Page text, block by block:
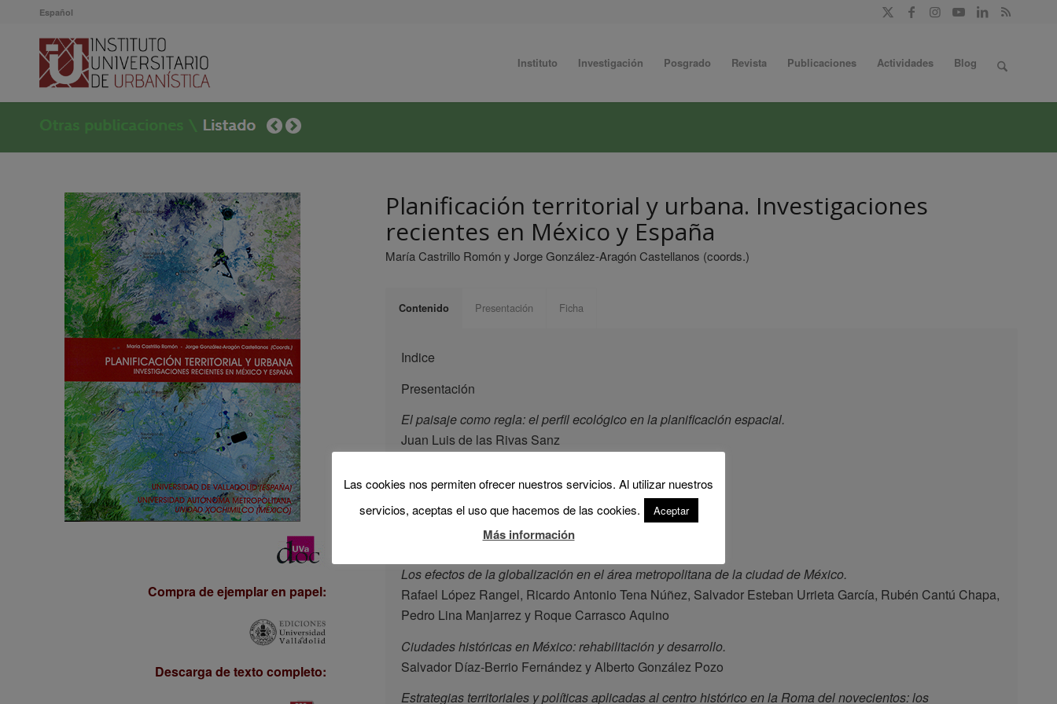
Español
Instituto Investigación Posgrado Revista Publicaciones Actividades Blog
Compra de ejemplar en papel:
Descarga de texto completo:
Planificación territorial y urbana. Investigaciones
recientes en México y España
María Castrillo Romón y Jorge González-Aragón Castellanos (coords.)
Contenido Presentación Ficha
Indice
Presentación
El paisaje como regla: el perfil ecológico en la planificación espacial.
Juan Luis de las Rivas Sanz
Paul García Castañeda
La transición de la planeación territorial en Mexico.
Jorge González-Aragón Castellanos
Los efectos de la globalización en el área metropolitana de la ciudad de México.
Rafael López Rangel, Ricardo Antonio Tena Núñez, Salvador Esteban Urrieta García, Rubén Cantú Chapa,
Pedro Lina Manjarrez y Roque Carrasco Aquino
Ciudades históricas en México: rehabilitación y desarrollo.
Salvador Díaz-Berrio Fernández y Alberto González Pozo
Estrategias territoriales y políticas aplicadas al centro histórico en la Roma del novecientos: los
Las cookies nos permiten ofrecer nuestros servicios. Al utilizar nuestros
servicios, aceptas el uso que hacemos de las cookies.
Aceptar
Más información